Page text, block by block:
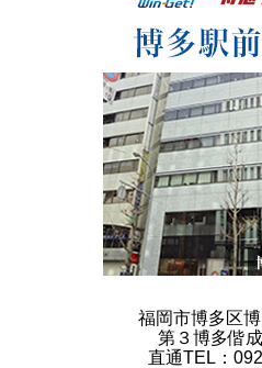
福岡市博多区
第３博多偕
直通TEL：